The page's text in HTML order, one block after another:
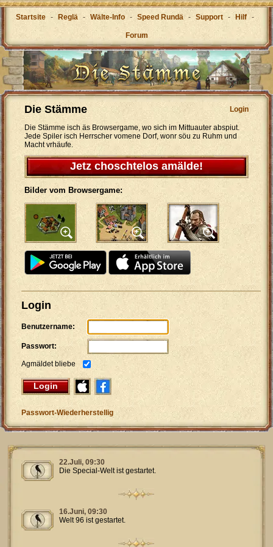
Startsite - Reglä - Wälte-Info - Speed Rundä - Support - Hilf -
Forum
Login
Die Stämme
Die Stämme isch äs Browsergame, wo sich im Mittuauter abspiut.
Jede Spiler isch Herrscher vomene Dorf, wonr söu zu Ruhm und
Macht vrhäufe.
Jetz choschtelos amälde!
Bilder vom Browsergame:
Login
Benutzername:
Passwort:
Agmäldet bliebe
Login
Passwort-Wiederherstellig
22.Juli, 09:30
Die Special-Welt ist gestartet.
16.Juni, 09:30
Welt 96 ist gestartet.